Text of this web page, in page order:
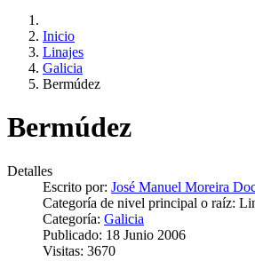
Inicio
Linajes
Galicia
Bermúdez
Bermúdez
Detalles
Escrito por: José Manuel Moreira
Categoría de nivel principal o raíz:
Categoría: Galicia
Publicado: 18 Junio 2006
Visitas: 3670